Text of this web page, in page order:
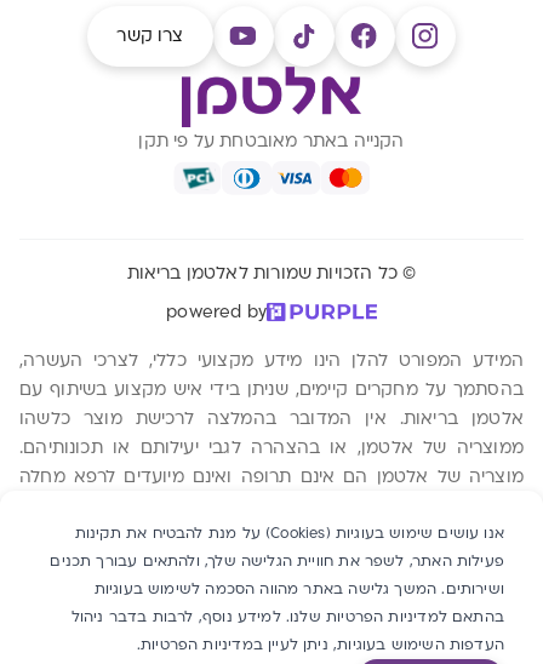
צרו קשר
הקנייה באתר מאובטחת על פי תקן
© כל הזכויות שמורות לאלטמן בריאות
powered by
המידע המפורט להלן הינו מידע מקצועי כללי, לצרכי העשרה,
בהסתמך על מחקרים קיימים, שניתן בידי איש מקצוע בשיתוף עם
אלטמן בריאות. אין המדובר בהמלצה לרכישת מוצר כלשהו
ממוצריה של אלטמן, או בהצהרה לגבי יעילותם או תכונותיהם.
מוצריה של אלטמן הם אינם תרופה ואינם מיועדים לרפא מחלה
הקורא בלבד ומומלץ להתייעץ עם רופא מוסמך טרם רכישת מוצר
כלשהו. אלטמן בריאות שותפות כללית, ח.פ 540219987. משה
אביב 2 ת.ד 760 אור יהודה 6025603
אנו עושים שימוש בעוגיות (Cookies) על מנת להבטיח את תקינות
פעילות האתר, לשפר את חוויית הגלישה שלך, ולהתאים עבורך תכנים
ושירותים. המשך גלישה באתר מהווה הסכמה לשימוש בעוגיות
בהתאם למדיניות הפרטיות שלנו. למידע נוסף, לרבות בדבר ניהול
העדפות השימוש בעוגיות, ניתן לעייןבמדיניות הפרטיות.